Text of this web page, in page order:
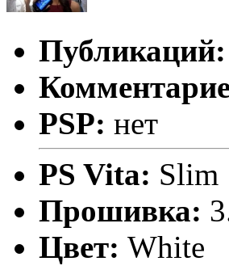
Публикаций:
PSP: нет
PS Vita: Slim
Прошивка:
Цвет: White